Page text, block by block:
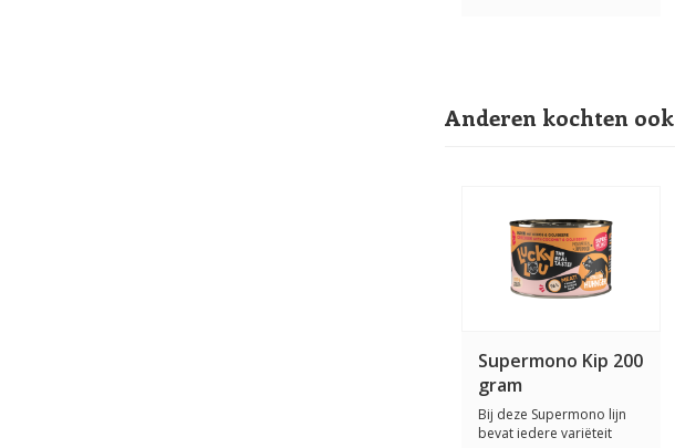
Anderen kochten ook
Supermono Kip 200
gram
Bij deze Supermono lijn
bevat iedere variëteit